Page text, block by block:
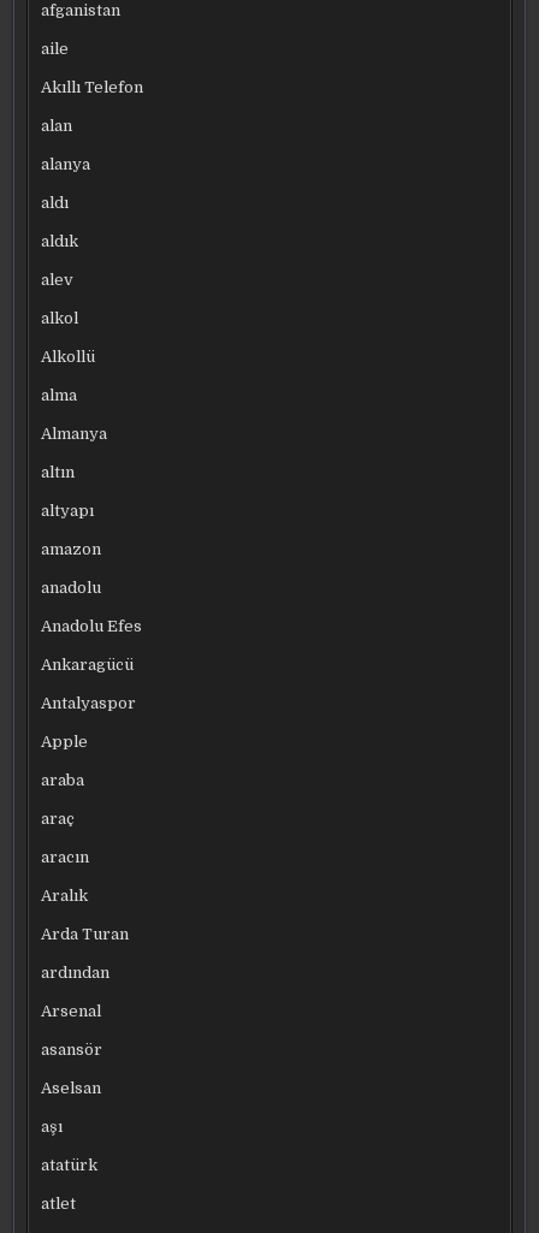
afganistan
aile
Akıllı Telefon
alan
alanya
aldı
aldık
alev
alkol
Alkollü
alma
Almanya
altın
altyapı
amazon
anadolu
Anadolu Efes
Ankaragücü
Antalyaspor
Apple
araba
araç
aracın
Aralık
Arda Turan
ardından
Arsenal
asansör
Aselsan
aşı
atatürk
atlet